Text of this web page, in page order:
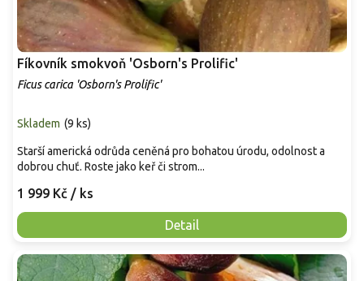
Fíkovník smokvoň 'Osborn's Prolific'
Ficus carica 'Osborn's Prolific'
Skladem (9 ks)
1 999 Kč / ks
Detail
Starší americká odrůda ceněná pro bohatou úrodu, odolnost a
dobrou chuť. Roste jako keř či strom...